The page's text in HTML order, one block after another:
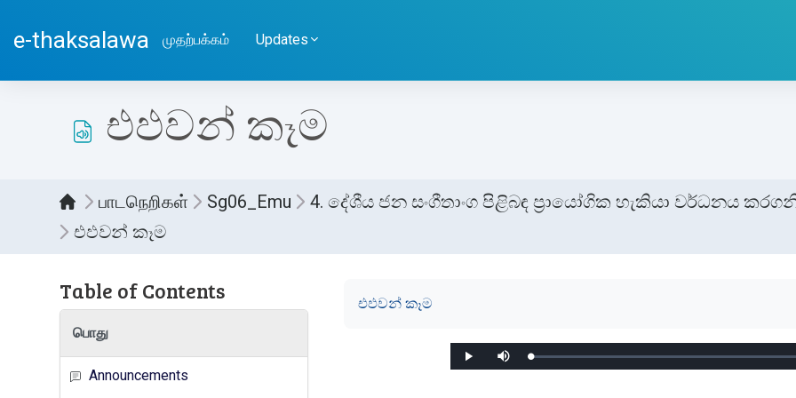
e-thaksalawa முதற்பக்கம் Updates
එඵවන් කෑම
பாடநெறிகள் Sg06_Emu
4. දේශීය ජන සංගීතාංග පිළිබඳ ප්‍රායෝගික හැකියා වර්ධනය
එඵවන් කෑම
Table of Contents
பொது
Announcements
එඵවන් කෑම
Play Mute Loaded:
0%